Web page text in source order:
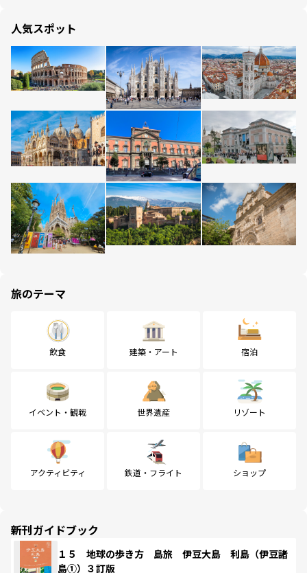
人気スポット
旅のテーマ
飲食 建築・アート 宿泊
イベント・観戦 世界遺産 リゾート
アクティビティ 鉄道・フライト ショップ
新刊ガイドブック
１５ 地球の歩き方 島旅 伊豆大島 利島（伊豆諸
島①）３訂版